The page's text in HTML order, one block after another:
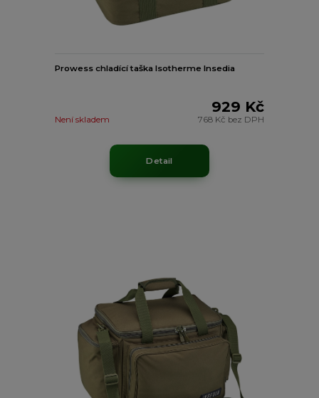
Prowess chladící taška Isotherme Insedia
929 Kč
768 Kč bez DPH
Není skladem
Detail